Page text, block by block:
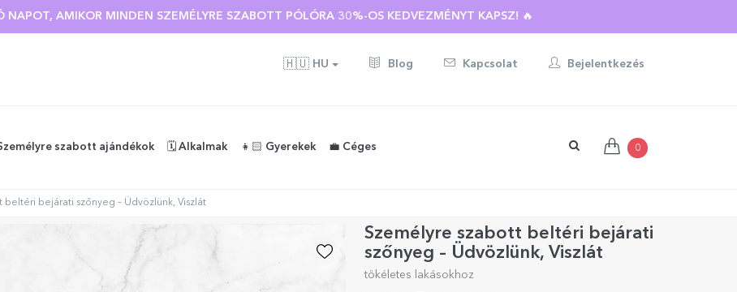
NAPOT, AMIKOR MINDEN SZEMÉLYRE SZABOTT PÓLÓRA 30%-OS KEDVEZMÉNYT KAPSZ! 🔥
🇭🇺 HU Blog Kapcsolat Bejelentkezés
szabott ajándékok 🗓️ Alkalmak 👧🏻 Gyerekek 💼 Céges 0
beltéri bejárati szőnyeg – Üdvözlünk, Viszlát
Személyre szabott beltéri bejárati
szőnyeg – Üdvözlünk, Viszlát
tökéletes lakásokhoz